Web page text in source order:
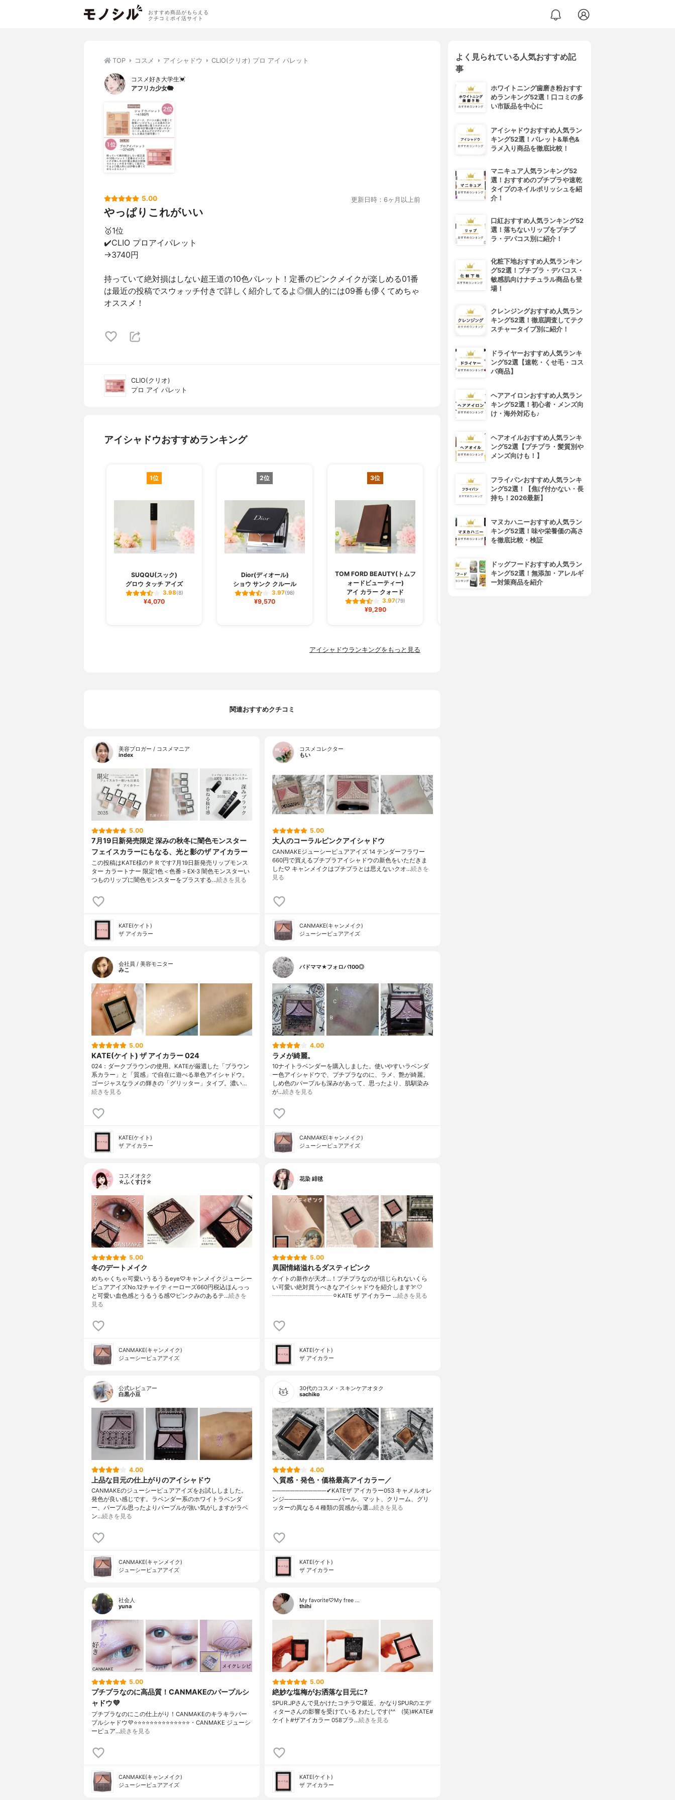
おすすめ商品がもらえる
クチコミポイ活サイト
TOP コスメ アイシャドウ CLIO(クリオ) プロ アイ パレット
コスメ好き大学生💓
アフリカ少女🐘
5.00 更新日時：6ヶ月以上前
やっぱりこれがいい
🥇1位
✔️CLIO プロアイパレット
→3740円
持っていて絶対損はしない超王道の10色パレット！定番のピンクメイクが楽しめる01番
は最近の投稿でスウォッチ付きで詳しく紹介してるよ◎個人的には09番も儚くてめちゃ
オススメ！
CLIO(クリオ)
プロ アイ パレット
アイシャドウおすすめランキング
1位
SUQQU(スック)
グロウ タッチ アイズ
3.98(8)
¥4,070
2位
Dior(ディオール)
ショウ サンク クルール
3.97(98)
¥9,570
3位
TOM FORD BEAUTY(トムフ
ォードビューティー)
アイ カラー クォード
3.97(79)
¥9,290
DECORTÉ(コスメデコルテ)
アイグロウ ジェム スキンシャ
SUQQU(スック)
アイシャドウランキングをもっと見る
関連おすすめクチコミ
美容ブロガー / コスメマニア
index
5.00
7月19日新発売限定 深みの秋冬に闇色モンスター
フェイスカラーにもなる、光と影のザ アイカラー
この投稿はKATE様のＰＲです7月19日新発売リップモンス
ター カラートナー 限定1色＜色番＞EX-3 闇色モンスターい
つものリップに闇色モンスターをプラスする…続きを見る
KATE(ケイト)
ザ アイカラー
コスメコレクター
もい
5.00
大人のコーラルピンクアイシャドウ
CANMAKEジューシーピュアアイズ 14 テンダーフラワー
660円で買えるプチプラアイシャドウの新色をいただきま
した♡ キャンメイクはプチプラとは思えないクオ…続きを
見る
CANMAKE(キャンメイク)
ジューシーピュアアイズ
会社員 / 美容モニター
みこ
5.00
KATE(ケイト) ザ アイカラー 024
024：ダークブラウンの使用。KATEが厳選した「ブラウン
系カラー」と「質感」で自在に遊べる単色アイシャドウ。
ゴージャスなラメの輝きの「グリッター」タイプ。濃い…
続きを見る
KATE(ケイト)
ザ アイカラー
バドママ★フォロバ100◎
4.00
ラメが綺麗。
10ナイトラベンダーを購入しました。使いやすいラベンダ
ー色アイシャドウで、プチプラなのに、ラメ、艶が綺麗。
しめ色のパープルも深みがあって、思ったより、肌馴染み
が…続きを見る
CANMAKE(キャンメイク)
ジューシーピュアアイズ
コスメオタク
☆ふくすけ☆
5.00
冬のデートメイク
めちゃくちゃ可愛いうるうるeye♡キャンメイクジューシー
ピュアアイズNo.12チャイティーローズ660円税込ほんっっ
と可愛い血色感とうるうる感♡ピンクみのあるテ…続きを
見る
CANMAKE(キャンメイク)
ジューシーピュアアイズ
花染 緋毬
5.00
異国情緒溢れるダスティピンク
ケイトの新作が天才…！プチプラなのが信じられないくら
い可愛い絶対買うべきなアイシャドウを紹介します🏹🤍
┈┈┈┈┈┈┈┈┈┈⚪︎KATE ザ アイカラー …続きを見る
KATE(ケイト)
ザ アイカラー
公式レビュアー
白黒小豆
4.00
上品な目元の仕上がりのアイシャドウ
CANMAKEのジューシーピュアアイズをお試ししました。
発色が良い感じです。ラベンダー系のホワイトラベンダ
ー、パープル思ったよりパープルが強い気がしますがラベ
ン…続きを見る
CANMAKE(キャンメイク)
ジューシーピュアアイズ
30代のコスメ・スキンケアオタク
sachiko
4.00
＼質感・発色・価格最高アイカラー／
────────────✔︎KATEザ アイカラー053 キャメルオレ
ンジ────────────パール、マット、クリーム、グリ
ッターの異なる４種類の質感から選…続きを見る
KATE(ケイト)
ザ アイカラー
社会人
yuna
5.00
プチプラなのに高品質！CANMAKEのパープルシ
ャドウ💜
プチプラなのにこの仕上がり！CANMAKEのキラキラパー
プルシャドウ💜⭐️⭐️⭐️⭐️⭐️⭐️⭐️⭐️⭐️⭐️⭐️⭐️⭐️⭐️・CANMAKE ジューシ
ーピュア…続きを見る
CANMAKE(キャンメイク)
ジューシーピュアアイズ
My favorite♡My free …
thihi
5.00
絶妙な塩梅がお洒落な目元に?
SPUR.JPさんで見かけたコチラ♡最近、かなりSPURのエデ
ィターさんの影響を受けている わたしです(^^ゞ(笑)#KATE#
ケイト#ザアイカラー 058ブラ…続きを見る
KATE(ケイト)
ザ アイカラー
よく見られている人気おすすめ記
事
ホワイトニング歯磨き粉おすす
めランキング52選！口コミの多
い市販品を中心に
アイシャドウおすすめ人気ラン
キング52選！パレット&単色&
ラメ入り商品を徹底比較！
マニキュア人気ランキング52
選！おすすめのプチプラや速乾
タイプのネイルポリッシュを紹
介！
口紅おすすめ人気ランキング52
選！落ちないリップをプチプ
ラ・デパコス別に紹介！
化粧下地おすすめ人気ランキン
グ52選！プチプラ・デパコス・
敏感肌向けナチュラル商品も登
場！
クレンジングおすすめ人気ラン
キング52選！徹底調査してテク
スチャータイプ別に紹介！
ドライヤーおすすめ人気ランキ
ング52選【速乾・くせ毛・コス
パ商品】
ヘアアイロンおすすめ人気ラン
キング52選！初心者・メンズ向
け・海外対応も♪
ヘアオイルおすすめ人気ランキ
ング52選【プチプラ・髪質別や
メンズ向けも！】
フライパンおすすめ人気ランキ
ング52選！【焦げ付かない・長
持ち！2026最新】
マヌカハニーおすすめ人気ラン
キング52選！味や栄養価の高さ
を徹底比較・検証
ドッグフードおすすめ人気ラン
キング52選！無添加・アレルギ
ー対策商品を紹介